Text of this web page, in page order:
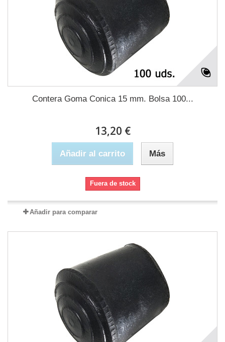
Contera Goma Conica 15 mm. Bolsa 100...
13,20 €
Añadir al carrito Más
Fuera de stock
Añadir para comparar